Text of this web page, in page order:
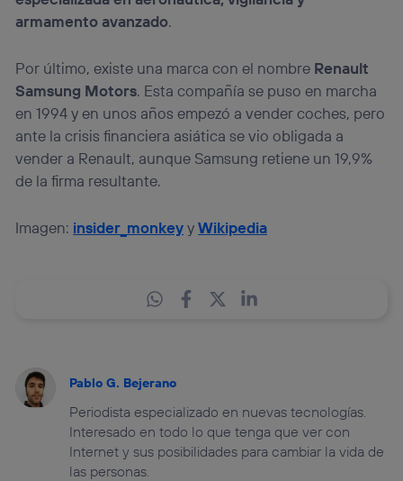
armamento avanzado.
Por último, existe una marca con el nombre Renault
Samsung Motors. Esta compañía se puso en marcha
en 1994 y en unos años empezó a vender coches, pero
ante la crisis financiera asiática se vio obligada a
vender a Renault, aunque Samsung retiene un 19,9%
de la firma resultante.
Imagen: insider_monkeyyWikipedia
Pablo G. Bejerano
Periodista especializado en nuevas tecnologías.
Interesado en todo lo que tenga que ver con
Internet y sus posibilidades para cambiar la vida de
las personas.